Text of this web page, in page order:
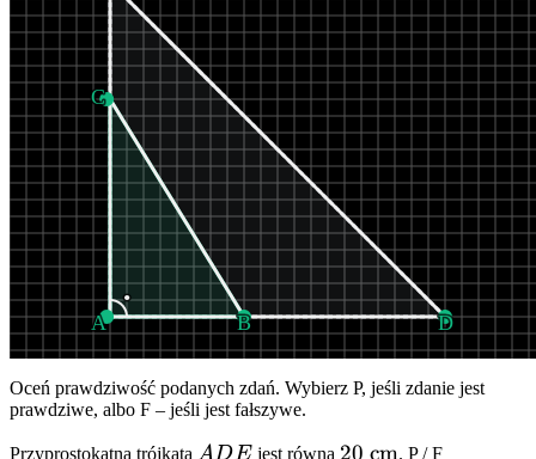
•
A
B D
C
Oceń prawdziwość podanych zdań. Wybierz P, jeśli zdanie jest
prawdziwe, albo F – jeśli jest fałszywe.
Przyprostokątna trójkąta ADE
ADEjest równa 20\
20 cm. P/F